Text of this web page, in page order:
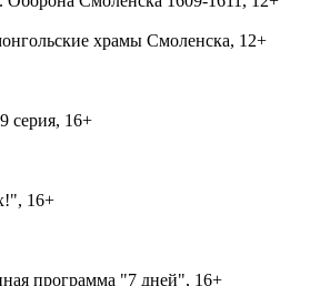
храмы Смоленска, 12+
серия, 16+
16+
программа "7 дней", 16+